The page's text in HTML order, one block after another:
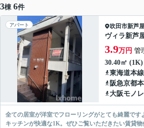
3棟 6件
アパート 吹田市新芦
ヴィラ新芦
3.9万円 管
30.40㎡
東海道本線
阪急京都
大阪モノ
全ての居室が洋室でフローリングがとても綺麗で
キッチンが快適な1K。ぜひご覧いただきたい賃貸